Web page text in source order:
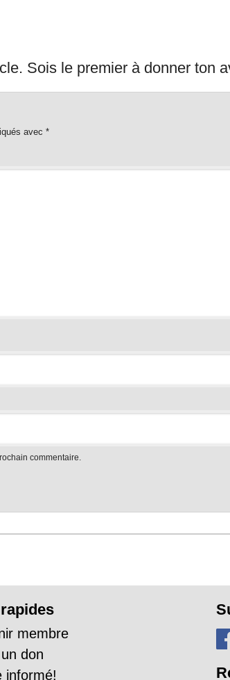
Sois le premier à donner ton
avec *
commentaire.
membre
don
informé!